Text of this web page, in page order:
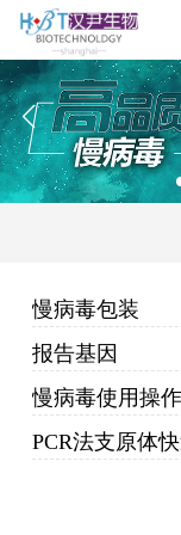
慢病毒包装
报告基因
慢病毒使用操